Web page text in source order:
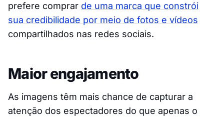
prefere comprar de uma marca que constrói
sua credibilidade por meio de fotos e vídeos
compartilhados nas redes sociais.
Maior engajamento
As imagens têm mais chance de capturar a
atenção dos espectadores do que apenas o